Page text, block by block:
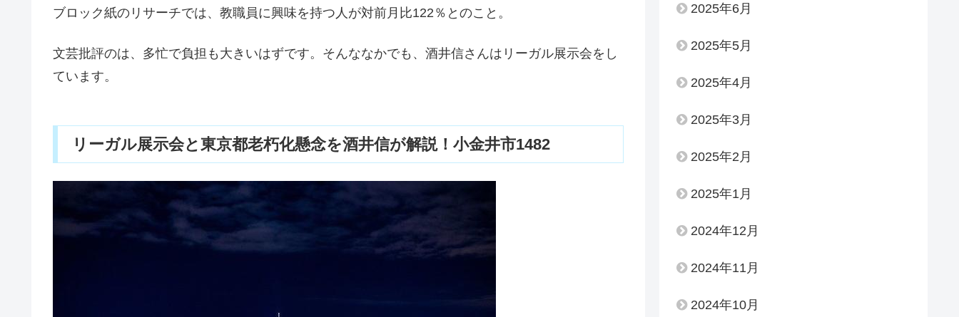
ブロック紙のリサーチでは、教職員に興味を持つ人が対前月比122％とのこと。
文芸批評のは、多忙で負担も大きいはずです。そんななかでも、酒井信さんはリーガル展示会をし
ています。
リーガル展示会と東京都老朽化懸念を酒井信が解説！小金井市1482
2025年6月
2025年5月
2025年4月
2025年3月
2025年2月
2025年1月
2024年12月
2024年11月
2024年10月